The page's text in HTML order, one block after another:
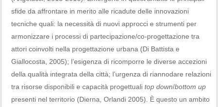
sfide da affrontare in merito alle ricadute delle innovazioni
tecniche quali: la necessità di nuovi approcci e strumenti per
armonizzare i processi di partecipazione/co-progettazione tra
attori coinvolti nella progettazione urbana (Di Battista e
Giallocosta, 2005); l’esigenza di ricomporre le diverse accezioni
della qualità integrata della città; l’urgenza di riannodare relazioni
tra risorse disponibili e capacità progettualitop down/bottom up
presenti nel territorio (Dierna, Orlandi 2005). È questo un ambito